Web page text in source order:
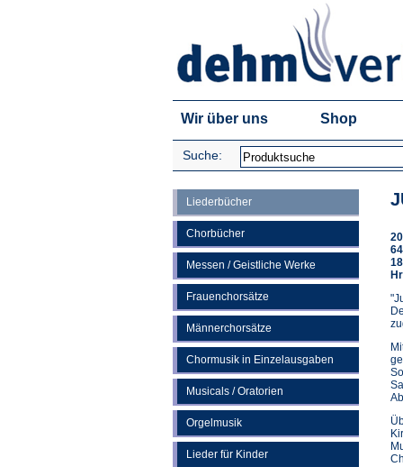
Wir über uns Shop
Suche:
Liederbücher
Chorbücher
Messen / Geistliche Werke
Frauenchorsätze
Männerchorsätze
Chormusik in Einzelausgaben
Musicals / Oratorien
Orgelmusik
Lieder für Kinder